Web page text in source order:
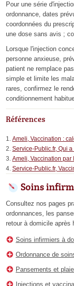
Pour une série
ordonnance, dates
coordonnées du
une dose sans avis ;
Lorsque l'injection
personne anxieuse,
patient ne remplace
simple et limite les
rares, confirmez le
conditionnement
Références
Ameli, Vaccination :
Service-Public.fr, Qui
Ameli, Vaccination par
Service-Public.fr,
Soins
Consultez nos pages
ordonnances, les
retour à domicile après
Soins infirmiers à
Ordonnance de
Pansements et
Injections et